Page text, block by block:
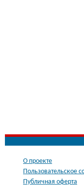
О проекте
Пользовательское
Публичная оферта